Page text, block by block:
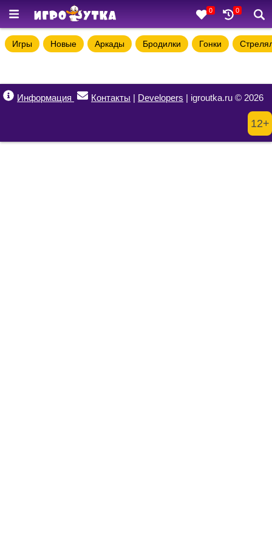
0 0
Игры Новые Аркады Бродилки Гонки
Информация Контакты | Developers | igroutka.ru © 2026
12+